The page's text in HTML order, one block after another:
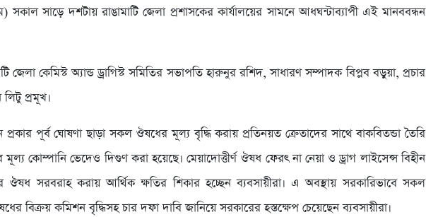
সাড়ে দশটায় রাঙামাটি জেলা প্রশাসকের কার্যালয়ের সামনে আধঘন্টাব্যাপী এই মানববন্ধন
জেলা কেমিস্ট অ্যান্ড ড্রাগিস্ট সমিতির সভাপতি হারুনুর রশিদ, সাধারণ সম্পাদক বিপ্লব বড়ুয়া, প্রচার
প্রমূখ।
পূর্ব ঘোষণা ছাড়া সকল ঔষধের মূল্য বৃদ্ধি করায় প্রতিনয়ত ক্রেতাদের সাথে বাকবিতন্ডা তৈরি
কোম্পানি ভেদেও দিগুণ করা হয়েছে। মেয়াদোত্তীর্ণ ঔষধ ফেরৎ না নেয়া ও ড্রাগ লাইসেন্স বিহীন
ঔষধ সরবরাহ করায় আর্থিক ক্ষতির শিকার হচ্ছেন ব্যবসায়ীরা। এ অবস্থায় সরকারিভাবে সকল
বিক্রয় কমিশন বৃদ্ধিসহ চার দফা দাবি জানিয়ে সরকারের হস্তক্ষেপ চেয়েছেন ব্যবসায়ীরা।